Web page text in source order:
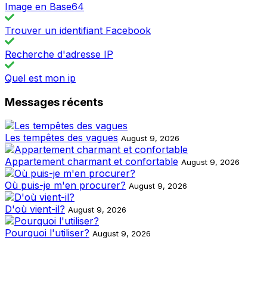
Image en Base64
Trouver un identifiant Facebook
Recherche d'adresse IP
Quel est mon ip
Messages récents
Les tempêtes des vagues August 9, 2026
Appartement charmant et confortable August 9, 2026
Où puis-je m'en procurer? August 9, 2026
D'où vient-il? August 9, 2026
Pourquoi l'utiliser? August 9, 2026